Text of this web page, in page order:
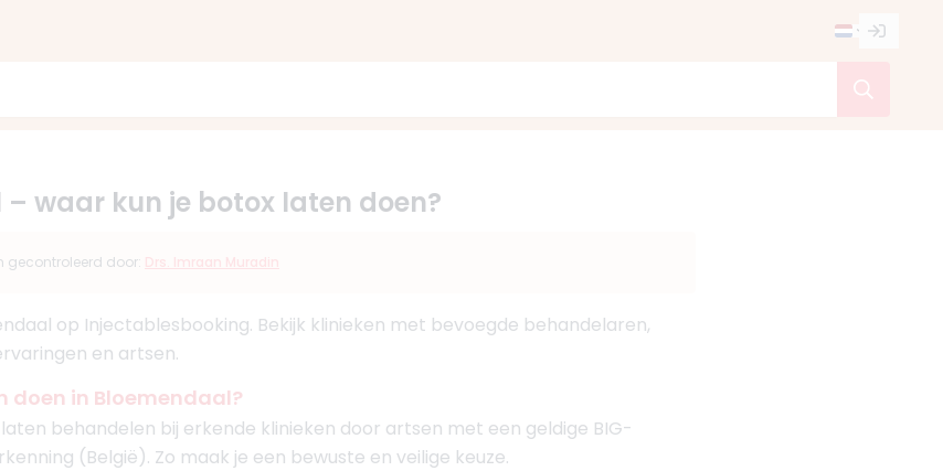
waar kun je botox laten doen?
gecontroleerd door: Drs. Imraan Muradin
op Injectablesbooking. Bekijk klinieken met bevoegde behandelaren,
en artsen.
doen in Bloemendaal?
behandelen bij erkende klinieken door artsen met een geldige BIG-
(België). Zo maak je een bewuste en veilige keuze.